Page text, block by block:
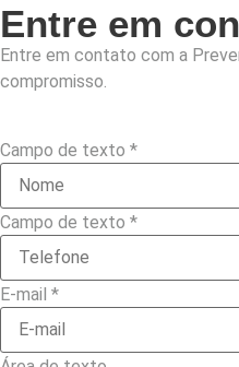
Entre em
Entre em contato com a
compromisso.
Campo de texto *
Campo de texto *
E-mail *